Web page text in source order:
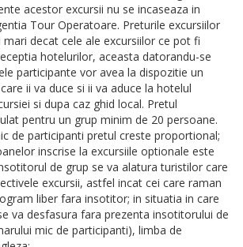
acestor excursii nu se incaseaza in
Tour Operatoare. Preturile excursiilor
decat cele ale excursiilor ce pot fi
hotelurilor, aceasta datorandu-se
participante vor avea la dispozitie un
ii va duce si ii va aduce la hotelul
si dupa caz ghid local. Pretul
pentru un grup minim de 20 persoane.
de participanti pretul creste proportional;
inscrise la excursiile optionale este
de grup se va alatura turistilor care
excursii, astfel incat cei care raman
liber fara insotitor; in situatia in care
va desfasura fara prezenta insotitorului de
mic de participanti), limba de